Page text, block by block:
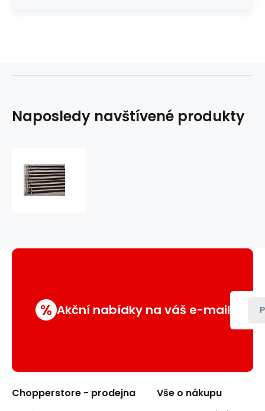
Naposledy navštívené produkty
% Akční nabídky na váš e-mail
Chopperstore - prodejna Vše o nákupu